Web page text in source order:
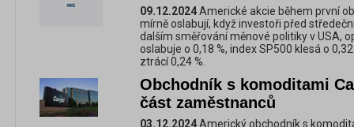
09.12.2024Americké akcie během první
mírně oslabují, když investoři před
dalším směřování měnové politiky v USA,
oslabuje o 0,18 %, index SP500 klesá o
ztrácí 0,24 %.
Obchodník s komoditami
část zaměstnanců
03.12.2024Americký obchodník s